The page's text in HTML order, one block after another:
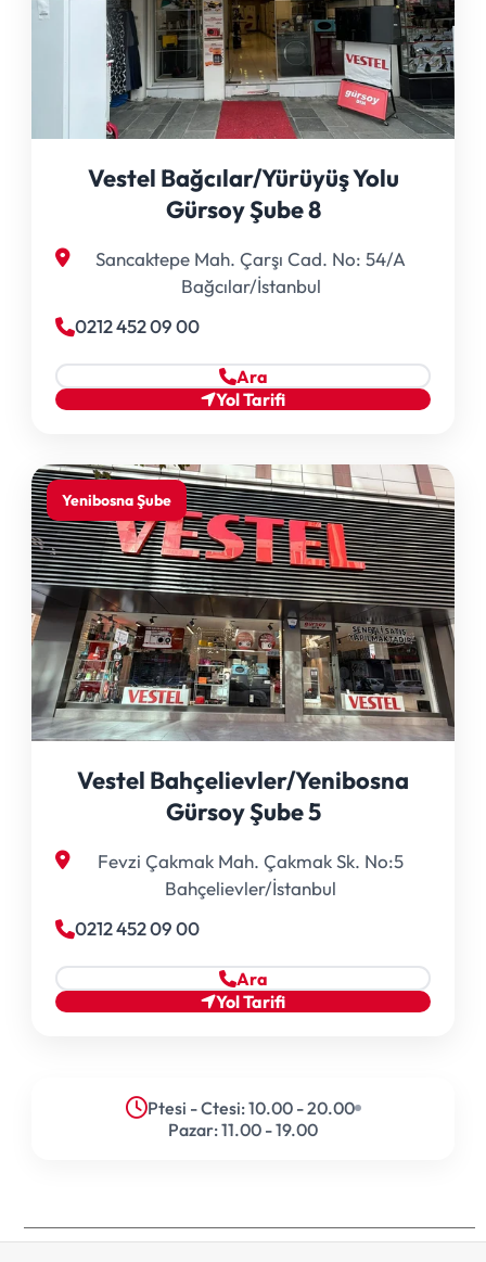
Vestel Bağcılar/Yürüyüş Yolu
Gürsoy Şube 8
Sancaktepe Mah. Çarşı Cad. No: 54/A
Bağcılar/İstanbul
0212 452 09 00
Ara
Yol Tarifi
Yenibosna Şube
Vestel Bahçelievler/Yenibosna
Gürsoy Şube 5
Fevzi Çakmak Mah. Çakmak Sk. No:5
Bahçelievler/İstanbul
0212 452 09 00
Ara
Yol Tarifi
Ptesi - Ctesi: 10.00 - 20.00
Pazar: 11.00 - 19.00